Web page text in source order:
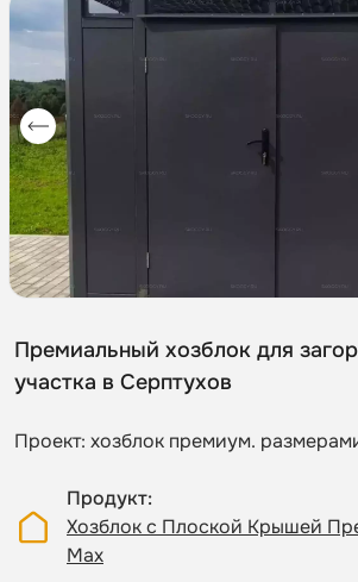
Премиальный хозблок для
участка в Серптухов
Проект: хозблок премиум.
Продукт
Хозблок с Плоской Крышей
Max